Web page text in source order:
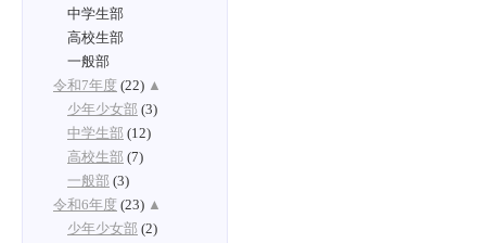
中学生部
高校生部
一般部
令和7年度 (22) ▲
少年少女部 (3)
中学生部 (12)
高校生部 (7)
一般部 (3)
令和6年度 (23) ▲
少年少女部 (2)